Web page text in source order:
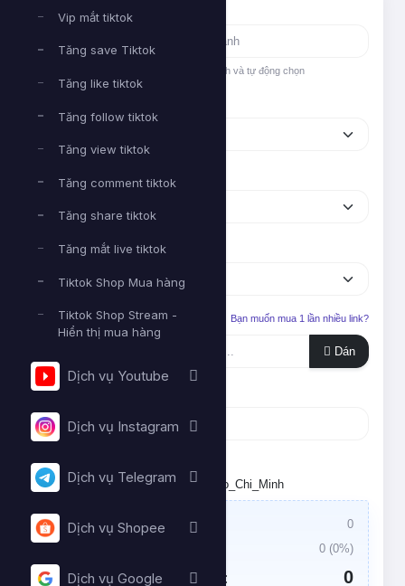
Vip mắt tiktok
Tăng save Tiktok
Tăng like tiktok
Tăng follow tiktok
Tăng view tiktok
Tăng comment tiktok
Tăng share tiktok
Tăng mắt live tiktok
Tiktok Shop Mua hàng
Tiktok Shop Stream -
Hiển thị mua hàng
Dịch vụ Youtube
Dịch vụ Instagram
Dịch vụ Telegram
Dịch vụ Shopee
Dịch vụ Google
Tìm nhanh dịch vụ
Nhập tên hoặc ID dịch vụ để tìm kiếm nhanh và tự động chọn
Dịch vụ
Liên kết cần tăng Bạn muốn mua 1 lần nhiều link?
Dán
Số lượng
Đặt lịch chạy. Múi giờ: Asia/Ho_Chi_Minh
Giá trị đơn hàng:
0
0 (0%)
Tổng tiền cần thanh toán: 0